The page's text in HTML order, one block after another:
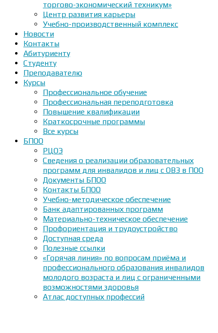
торгово-экономический техникум»
Центр развития карьеры
Учебно-производственный комплекс
Новости
Контакты
Абитуриенту
Студенту
Преподавателю
Курсы
Профессиональное обучение
Профессиональная переподготовка
Повышение квалификации
Краткосрочные программы
Все курсы
БПОО
РЦОЭ
Сведения о реализации образовательных
программ для инвалидов и лиц с ОВЗ в ПОО
Документы БПОО
Контакты БПОО
Учебно-методическое обеспечение
Банк адаптированных программ
Материально-техническое обеспечение
Профориентация и трудоустройство
Доступная среда
Полезные ссылки
«Горячая линия» по вопросам приёма и
профессионального образования инвалидов
молодого возраста и лиц с ограниченными
возможностями здоровья
Атлас доступных профессий